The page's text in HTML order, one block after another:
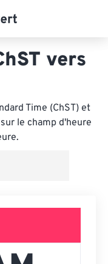
vers
Time (ChST) et
le champ d'heure